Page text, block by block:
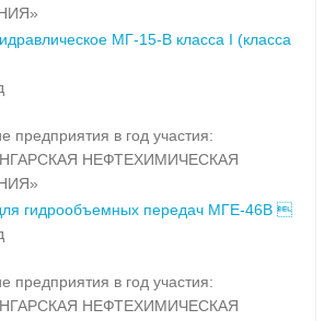
МГ-15-В класса I (класса
предприятия в год участия:
НЕФТЕХИМИЧЕСКАЯ
гидрообъемных передач МГЕ-46В 
предприятия в год участия:
НЕФТЕХИМИЧЕСКАЯ